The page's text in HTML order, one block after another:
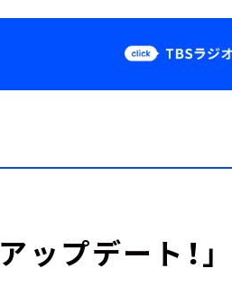
Podcast
プデート！」